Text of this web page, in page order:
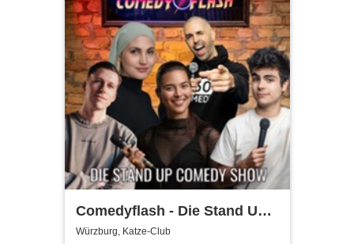
Comedyflash - Die Stand Up
Comedy Show in Würzburg
Würzburg, Katze-Club